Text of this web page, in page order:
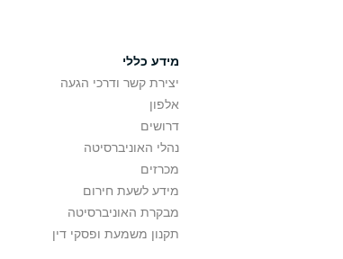
מידע כללי
יצירת קשר ודרכי הגעה
אלפון
דרושים
נהלי האוניברסיטה
מכרזים
מידע לשעת חירום
מבקרת האוניברסיטה
תקנון משמעת ופסקי דין